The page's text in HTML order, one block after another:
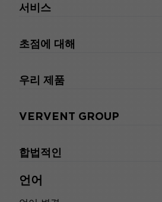
언어
서비스
초점에 대해
우리 제품
VERVENT GROUP
합법적인